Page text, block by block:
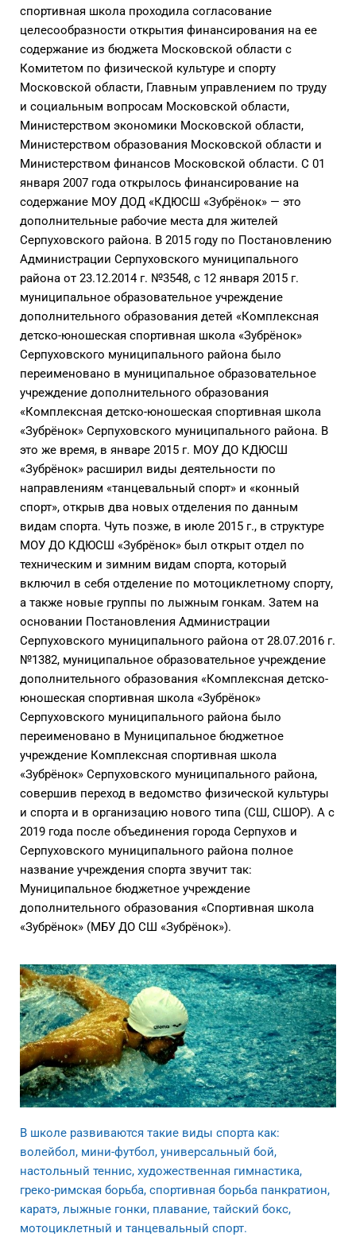
спортивная школа проходила согласование
целесообразности открытия финансирования на ее
содержание из бюджета Московской области с
Комитетом по физической культуре и спорту
Московской области, Главным управлением по труду
и социальным вопросам Московской области,
Министерством экономики Московской области,
Министерством образования Московской области и
Министерством финансов Московской области. С 01
января 2007 года открылось финансирование на
содержание МОУ ДОД «КДЮСШ «Зубрёнок» — это
дополнительные рабочие места для жителей
Серпуховского района. В 2015 году по Постановлению
Администрации Серпуховского муниципального
района от 23.12.2014 г. №3548, с 12 января 2015 г.
муниципальное образовательное учреждение
дополнительного образования детей «Комплексная
детско-юношеская спортивная школа «Зубрёнок»
Серпуховского муниципального района было
переименовано в муниципальное образовательное
учреждение дополнительного образования
«Комплексная детско-юношеская спортивная школа
«Зубрёнок» Серпуховского муниципального района. В
это же время, в январе 2015 г. МОУ ДО КДЮСШ
«Зубрёнок» расширил виды деятельности по
направлениям «танцевальный спорт» и «конный
спорт», открыв два новых отделения по данным
видам спорта. Чуть позже, в июле 2015 г., в структуре
МОУ ДО КДЮСШ «Зубрёнок» был открыт отдел по
техническим и зимним видам спорта, который
включил в себя отделение по мотоциклетному спорту,
а также новые группы по лыжным гонкам. Затем на
основании Постановления Администрации
Серпуховского муниципального района от 28.07.2016 г.
№1382, муниципальное образовательное учреждение
дополнительного образования «Комплексная детско-
юношеская спортивная школа «Зубрёнок»
Серпуховского муниципального района было
переименовано в Муниципальное бюджетное
учреждение Комплексная спортивная школа
«Зубрёнок» Серпуховского муниципального района,
совершив переход в ведомство физической культуры
и спорта и в организацию нового типа (СШ, СШОР). А с
2019 года после объединения города Серпухов и
Серпуховского муниципального района полное
название учреждения спорта звучит так:
Муниципальное бюджетное учреждение
дополнительного образования «Спортивная школа
«Зубрёнок» (МБУ ДО СШ «Зубрёнок»).
В школе развиваются такие виды спорта как:
волейбол, мини-футбол, универсальный бой,
настольный теннис, художественная гимнастика,
греко-римская борьба, спортивная борьба панкратион,
каратэ, лыжные гонки, плавание, тайский бокс,
мотоциклетный и танцевальный спорт.